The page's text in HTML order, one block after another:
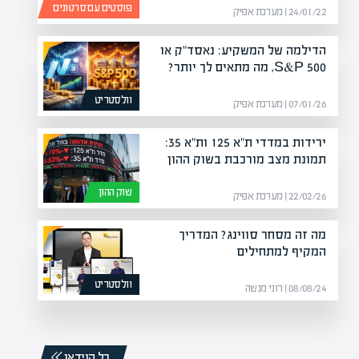
פוסטים עם סרטונים 24/01/22 | מערכת אפיק
וולסטריט
הדילמה של המשקיע: נאסד"ק או
S&P 500, מה מתאים לך יותר?
07/01/26 | מערכת אפיק
שוק ההון
ירידות במדדי ת"א 125 ות"א 35:
תמונת מצב מורכבת בשוק ההון
22/02/26 | מערכת אפיק
וולסטריט
מה זה מסחר סווינג? המדריך
המקיף למתחילים
08/08/24 | רוני מנשה